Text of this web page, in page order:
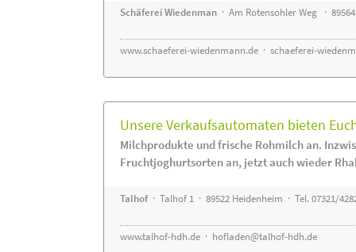
Schäferei Wiedenman · Am Rotensohler Weg ·
www.schaeferei-wiedenmann.de · schaeferei-
Unsere Verkaufsautomaten bieten
Milchprodukte und frische Rohmilch an.
Fruchtjoghurtsorten an, jetzt auch wieder
Talhof· Talhof 1 · 89522 Heidenheim · Tel. 07321/
www.talhof-hdh.de · hofladen@talhof-hdh.de